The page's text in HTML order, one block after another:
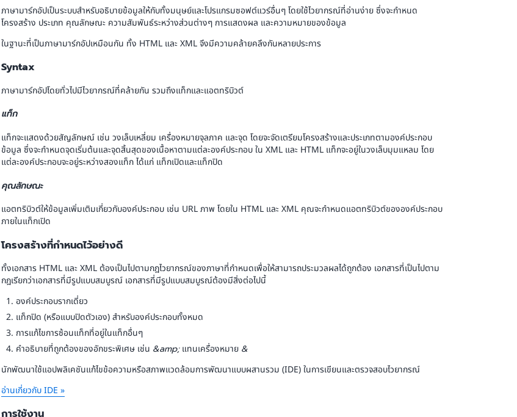
ภาษามาร์กอัปเป็นระบบสำหรับอธิบายข้อมูลให้กับทั้งมนุษย์และโปรแกรมซอฟต์แวร์อื่นๆ โดยใช้ไวยากรณ์ที่อ่านง่าย ซึ่งจะกำหนด
โครงสร้าง ประเภท คุณลักษณะ ความสัมพันธ์ระหว่างส่วนต่างๆ การแสดงผล และความหมายของข้อมูล
ในฐานะที่เป็นภาษามาร์กอัปเหมือนกัน ทั้ง HTML และ XML จึงมีความคล้ายคลึงกันหลายประการ
Syntax
ภาษามาร์กอัปโดยทั่วไปมีไวยากรณ์ที่คล้ายกัน รวมถึงแท็กและแอตทริบิวต์
แท็ก
แท็กจะแสดงด้วยสัญลักษณ์ เช่น วงเล็บเหลี่ยม เครื่องหมายจุลภาค และจุด โดยจะจัดเตรียมโครงสร้างและประเภทตามองค์ประกอบ
ข้อมูล ซึ่งจะกำหนดจุดเริ่มต้นและจุดสิ้นสุดของเนื้อหาตามแต่ละองค์ประกอบ ใน XML และ HTML แท็กจะอยู่ในวงเล็บมุมแหลม โดย
แต่ละองค์ประกอบจะอยู่ระหว่างสองแท็ก ได้แก่ แท็กเปิดและแท็กปิด
คุณลักษณะ
แอตทริบิวต์ให้ข้อมูลเพิ่มเติมเกี่ยวกับองค์ประกอบ เช่น URL ภาพ โดยใน HTML และ XML คุณจะกำหนดแอตทริบิวต์ขององค์ประกอบ
ภายในแท็กเปิด
โครงสร้างที่กำหนดไว้อย่างดี
ทั้งเอกสาร HTML และ XML ต้องเป็นไปตามกฎไวยากรณ์ของภาษาที่กำหนดเพื่อให้สามารถประมวลผลได้ถูกต้อง เอกสารที่เป็นไปตาม
กฎเรียกว่าเอกสารที่มีรูปแบบสมบูรณ์ เอกสารที่มีรูปแบบสมบูรณ์ต้องมีสิ่งต่อไปนี้
องค์ประกอบรากเดี่ยว
แท็กปิด (หรือแบบปิดตัวเอง) สำหรับองค์ประกอบทั้งหมด
การแก้ไขการซ้อนแท็กที่อยู่ในแท็กอื่นๆ
คำอธิบายที่ถูกต้องของอักขระพิเศษ เช่น &amp;แทนเครื่องหมาย &
นักพัฒนาใช้แอปพลิเคชันแก้ไขข้อความหรือสภาพแวดล้อมการพัฒนาแบบผสานรวม (IDE) ในการเขียนและตรวจสอบไวยากรณ์
อ่านเกี่ยวกับ IDE »
การใช้งาน